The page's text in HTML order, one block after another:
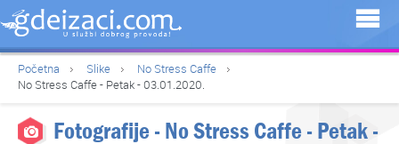
Početna Slike
No Stress Caffe
No Stress Caffe - Petak - 03.01.2020.
Fotografije - No Stress Caffe - Petak -